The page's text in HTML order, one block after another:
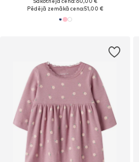
Pēdējā zemākā cena:51,00 €